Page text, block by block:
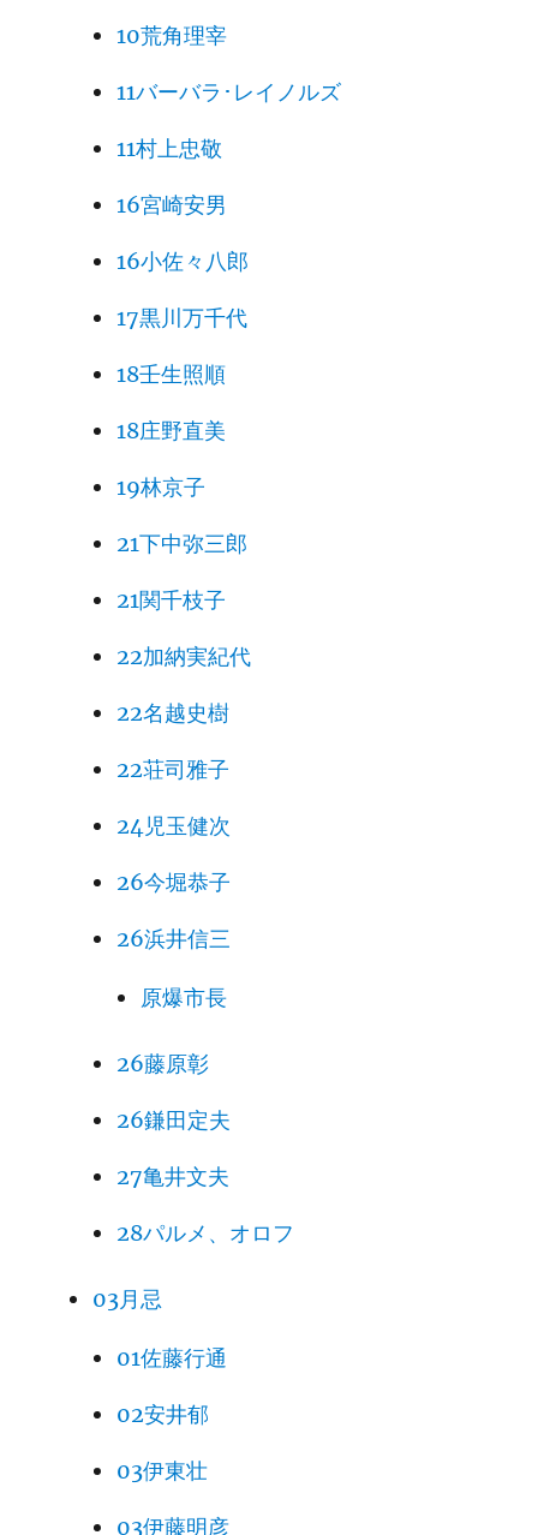
10荒角理宰
11バーバラ･レイノルズ
11村上忠敬
16宮崎安男
16小佐々八郎
17黒川万千代
18壬生照順
18庄野直美
19林京子
21下中弥三郎
21関千枝子
22加納実紀代
22名越史樹
22荘司雅子
24児玉健次
26今堀恭子
26浜井信三
原爆市長
26藤原彰
26鎌田定夫
27亀井文夫
28パルメ、オロフ
03月忌
01佐藤行通
02安井郁
03伊東壮
03伊藤明彦